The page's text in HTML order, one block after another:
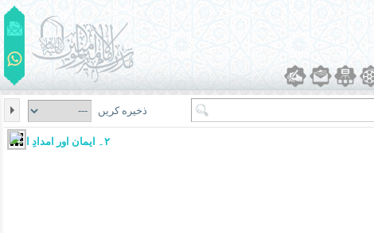
ذخیره کریں
۲۔ ایمان اور امدادِ الٰہی